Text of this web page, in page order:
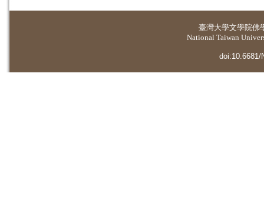
臺灣大學文學院佛
National Taiwan
doi:10.6681/